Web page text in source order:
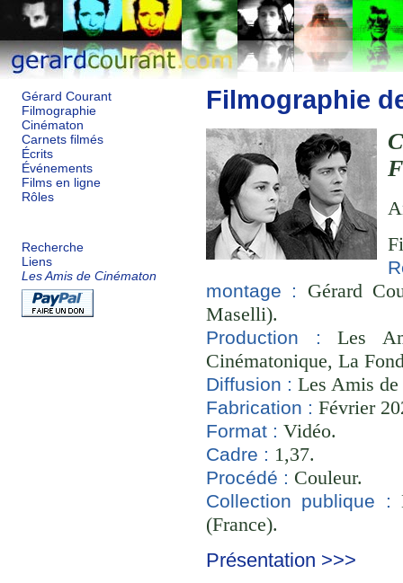
Gérard Courant
Filmographie
Cinématon
Carnets filmés
Écrits
Événements
Films en ligne
Rôles
Recherche
Liens
Les Amis de Cinématon
Filmographie
montage :
Gérard
Maselli).
Production :
Les
Cinématonique, La
Diffusion : Les Amis
Fabrication : Février
Format : Vidéo.
Cadre : 1,37.
Procédé : Couleur.
Collection publique :
(France).
Présentation >>>